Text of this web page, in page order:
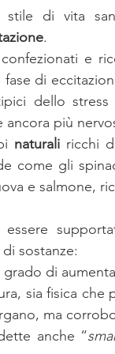
di vita
.
e
di
dello
più
naturali ricchi
come gli
e salmone,
essere
sostanze:
sia fisica che
ma
anche “